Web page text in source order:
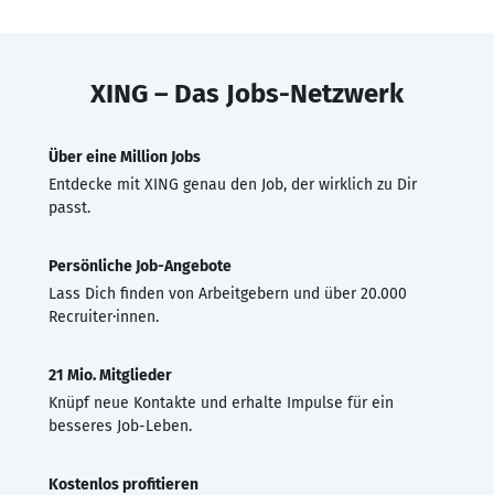
XING – Das Jobs-Netzwerk
Über eine Million Jobs
Entdecke mit XING genau den Job, der wirklich zu Dir
passt.
Persönliche Job-Angebote
Lass Dich finden von Arbeitgebern und über 20.000
Recruiter·innen.
21 Mio. Mitglieder
Knüpf neue Kontakte und erhalte Impulse für ein
besseres Job-Leben.
Kostenlos profitieren